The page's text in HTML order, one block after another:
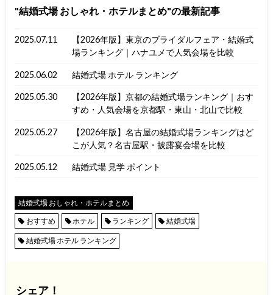
結婚式場 おしゃれ・ホテルまとめ の最新記事
2025.07.11
【2026年版】東京のブライダルフェア・結婚式
場ランキング｜ハナユメで人気会場を比較
2025.06.02 結婚式場 ホテル ランキング
2025.05.30
【2026年版】京都の結婚式場ランキング｜おす
すめ・人気会場を京都駅・東山・北山で比較
2025.05.27
【2026年版】名古屋の結婚式場ランキングはど
こが人気？名古屋駅・披露宴会場を比較
2025.05.12 結婚式場 見学 ポイント
結婚式場 おしゃれ・ホテルまとめ
おすすめ
ホテル ランキング 結婚式場
結婚式場 ホテル ランキング
シェア！